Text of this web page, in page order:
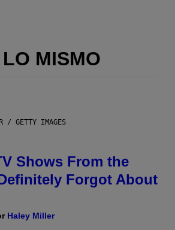
MISMO
/ GETTY IMAGES
Shows From the
Forgot About
Haley Miller